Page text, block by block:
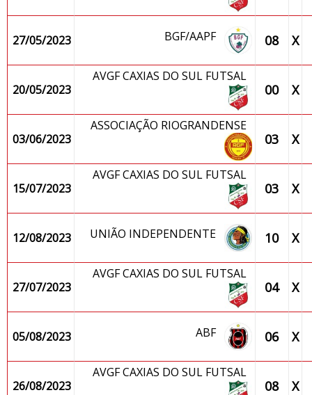
27/05/2023 BGF/AAPF 08 X
20/05/2023
AVGF CAXIAS DO SUL FUTSAL
00 X
03/06/2023
ASSOCIAÇÃO RIOGRANDENSE
03 X
15/07/2023
AVGF CAXIAS DO SUL FUTSAL
03 X
12/08/2023 UNIÃO INDEPENDENTE 10 X
27/07/2023
AVGF CAXIAS DO SUL FUTSAL
04 X
05/08/2023 ABF 06 X
26/08/2023
AVGF CAXIAS DO SUL FUTSAL
08 X